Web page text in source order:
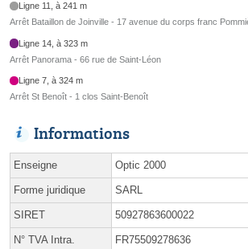
Ligne 11, à 241 m
Arrêt Bataillon de Joinville - 17 avenue du corps franc
Ligne 14, à 323 m
Arrêt Panorama - 66 rue de Saint-Léon
Ligne 7, à 324 m
Arrêt St Benoît - 1 clos Saint-Benoît
Informations
Enseigne Optic 2000
Forme juridique SARL
SIRET 50927863600022
N° TVA Intra. FR75509278636